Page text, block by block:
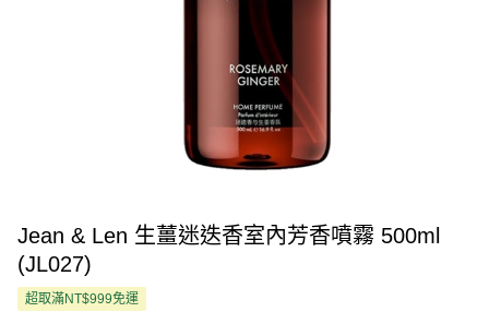
Jean & Len 生薑迷迭香室內芳香噴霧 500ml
(JL027)
超取滿NT$999免運